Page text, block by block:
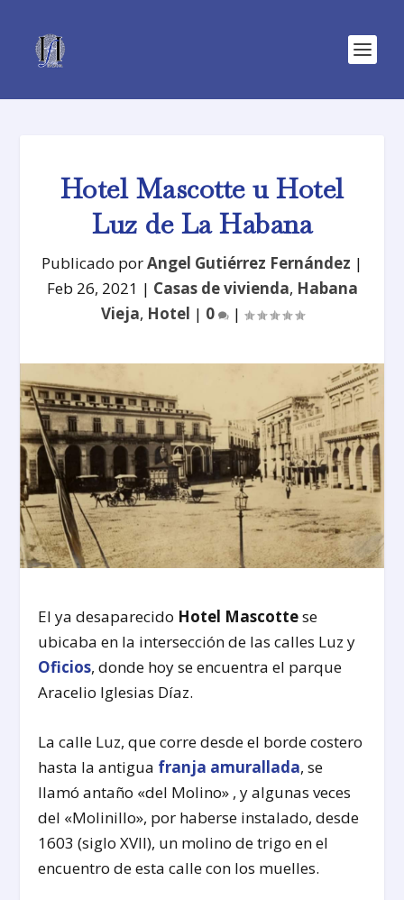
Hotel Mascotte u Hotel
Luz de La Habana
Publicado porAngel Gutiérrez Fernández |
Feb 26, 2021 | Casas de vivienda, Habana
Vieja, Hotel | 0 |
El ya desaparecido Hotel Mascottese
ubicaba en la intersección de las calles Luz y
Oficios, donde hoy se encuentra el parque
Aracelio Iglesias Díaz.
La calle Luz, que corre desde el borde costero
hasta la antigua franja amurallada, se
llamó antaño «del Molino» , y algunas veces
del «Molinillo», por haberse instalado, desde
1603 (siglo XVII), un molino de trigo en el
encuentro de esta calle con los muelles.